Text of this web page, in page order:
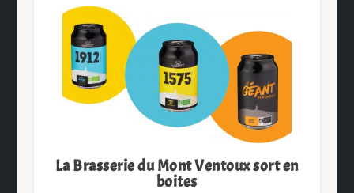
La Brasserie du Mont Ventoux sort en
boites